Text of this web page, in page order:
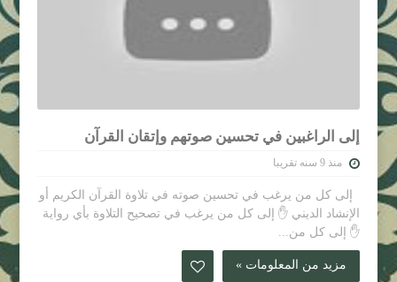
إلى الراغبين في تحسين صوتهم وإتقان القرآن
منذ 9 سنه تقريبا
إلى كل من يرغب في تحسين صوته في تلاوة القرآن الكريم أو
الإنشاد الديني ✋ إلى كل من يرغب في تصحيح التلاوة بأي رواية
✋ إلى كل من...
مزيد من المعلومات »